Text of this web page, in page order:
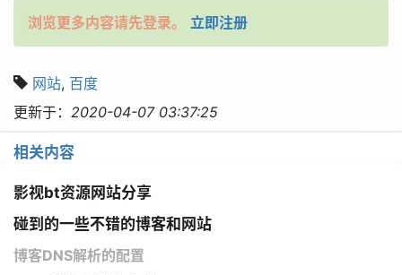
浏览更多内容请先登录。 立即注册
网站, 百度
更新于： 2020-04-07 03:37:25
相关内容
影视bt资源网站分享
碰到的一些不错的博客和网站
博客DNS解析的配置